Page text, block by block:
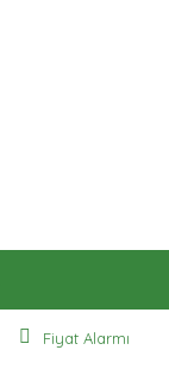
Fiyat Alarmı